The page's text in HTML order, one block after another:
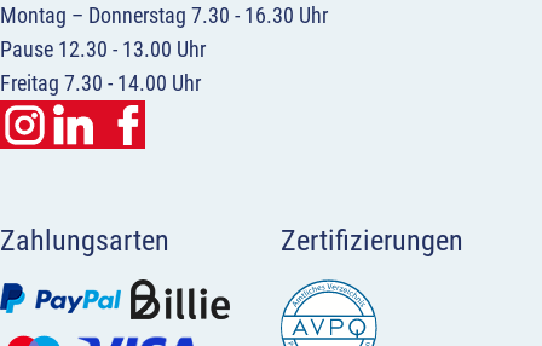
Montag – Donnerstag 7.30 - 16.30 Uhr
Pause 12.30 - 13.00 Uhr
Freitag 7.30 - 14.00 Uhr
Zahlungsarten Zertifizierungen